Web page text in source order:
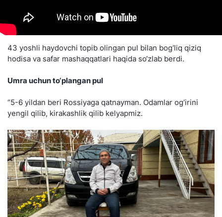
43 yoshli haydovchi topib olingan pul bilan bog‘liq qiziq
hodisa va safar mashaqqatlari haqida so‘zlab berdi.
Umra uchun to‘plangan pul
“5-6 yildan beri Rossiyaga qatnayman. Odamlar og‘irini
yengil qilib, kirakashlik qilib kelyapmiz.